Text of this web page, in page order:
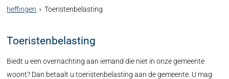
heffingen
Toeristenbelasting
Toeristenbelasting
Biedt u een overnachting aan iemand die niet in onze gemeente
woont? Dan betaalt u toeristenbelasting aan de gemeente. U mag